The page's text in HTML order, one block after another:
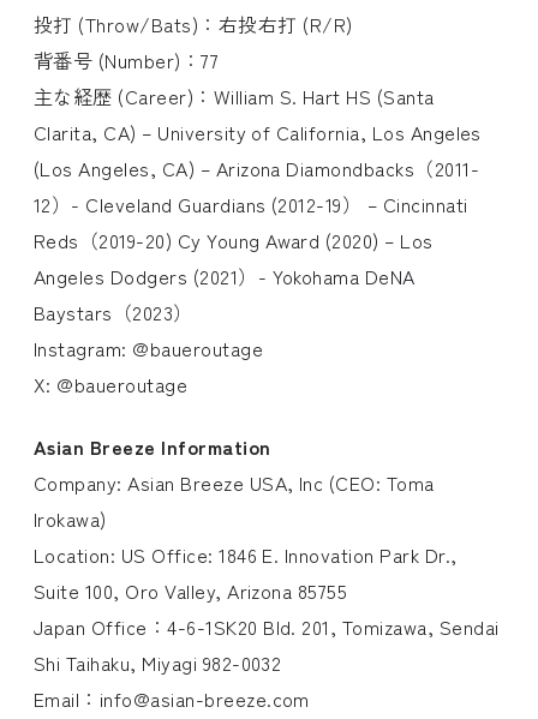
投打 (Throw/Bats)：右投右打 (R/R)
背番号 (Number)：77
主な経歴 (Career)：William S. Hart HS (Santa
Clarita, CA) – University of California, Los Angeles
(Los Angeles, CA) – Arizona Diamondbacks（2011-
12）- Cleveland Guardians (2012-19） – Cincinnati
Reds（2019-20) Cy Young Award (2020) – Los
Angeles Dodgers (2021）- Yokohama DeNA
Baystars（2023）
Instagram: @baueroutage
X: @baueroutage
Asian Breeze Information
Company: Asian Breeze USA, Inc (CEO: Toma
Irokawa)
Location: US Office: 1846 E. Innovation Park Dr.,
Suite 100, Oro Valley, Arizona 85755
Japan Office：4-6-1SK20 Bld. 201, Tomizawa, Sendai
Shi Taihaku, Miyagi 982-0032
Email： info@asian-breeze.com